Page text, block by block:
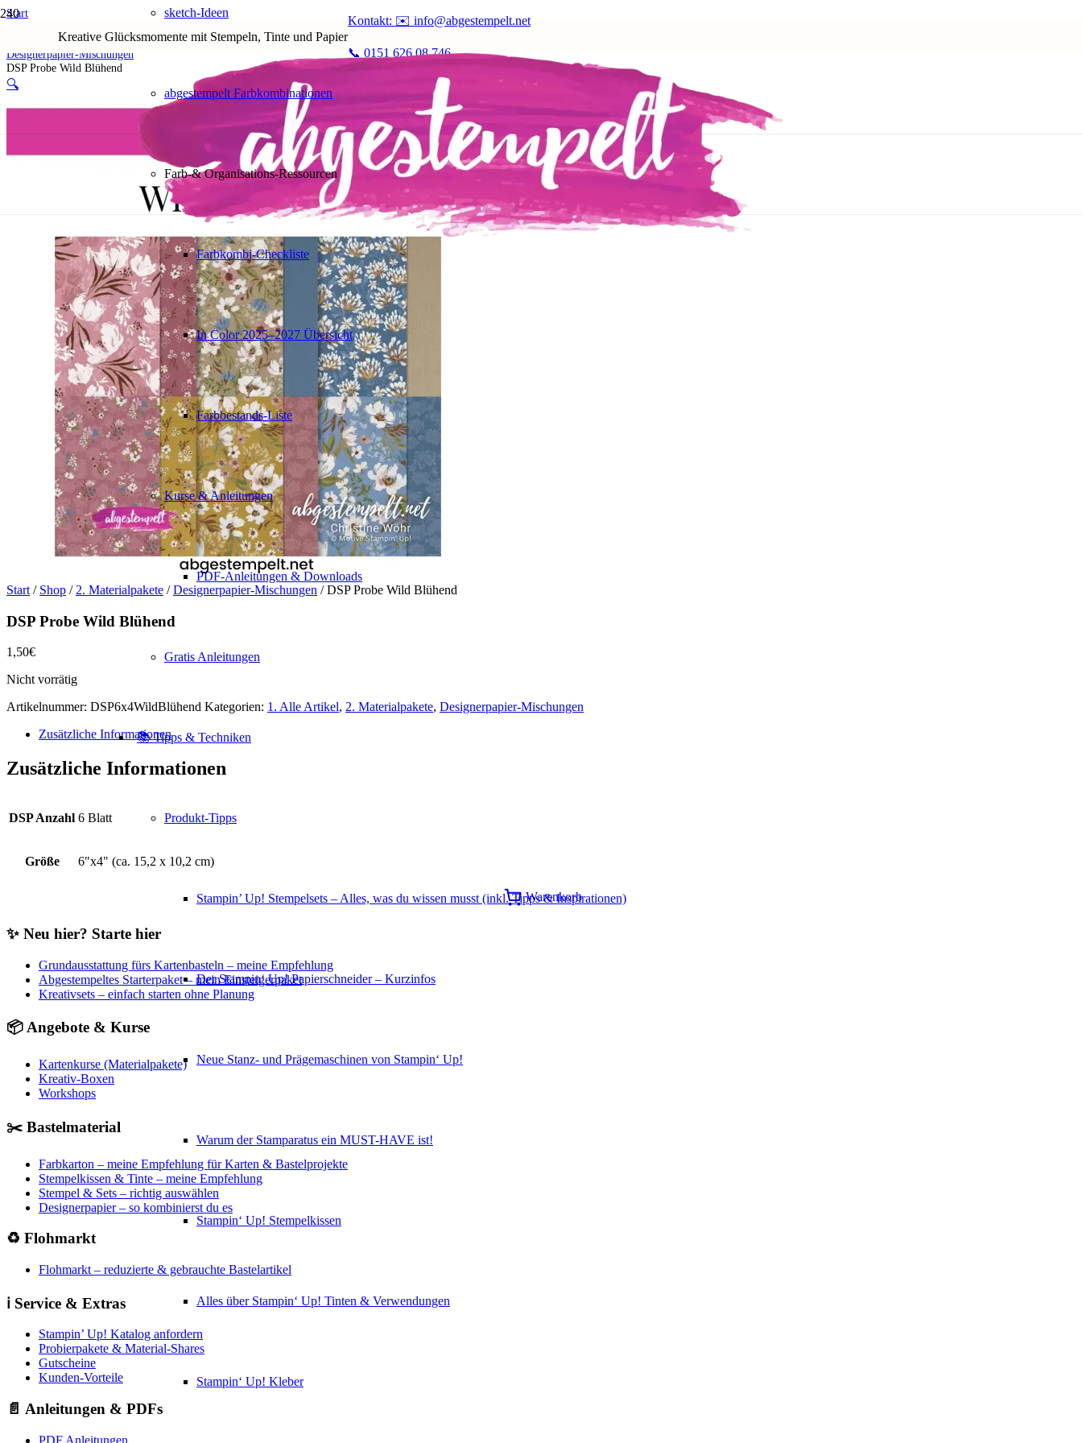
Kreative Glücksmomente mit Stempeln, Tinte und Papier
Kontakt: ✉️ info@abgestempelt.net
📞 0151 626 08 746
sketch-Ideen
abgestempelt Farbkombinationen
Farb-& Organisations-Ressourcen
Farbkombi-Checkliste
In Color 2025–2027 Übersicht
Farbbestands-Liste
Kurse & Anleitungen
PDF-Anleitungen & Downloads
Gratis Anleitungen
📚 Tipps & Techniken
Produkt-Tipps
Stampin’ Up! Stempelsets – Alles, was du wissen musst (inkl. Tipps & Inspirationen)
Der Stampin‘ Up! Papierschneider – Kurzinfos
Neue Stanz- und Prägemaschinen von Stampin‘ Up!
Warum der Stamparatus ein MUST-HAVE ist!
Stampin‘ Up! Stempelkissen
Alles über Stampin‘ Up! Tinten & Verwendungen
Stampin‘ Up! Kleber
Start
2. Materialpakete
Designerpapier-Mischungen
DSP Probe Wild Blühend
🔍
Start / Shop / 2. Materialpakete /Designerpapier-Mischungen / DSP Probe Wild Blühend
DSP Probe Wild Blühend
1,50€
Nicht vorrätig
Artikelnummer: DSP6x4WildBlühend Kategorien: 1. Alle Artikel, 2. Materialpakete, Designerpapier-Mischungen
Zusätzliche Informationen
Zusätzliche Informationen
DSP Anzahl 6 Blatt
Größe 6"x4" (ca. 15,2 x 10,2 cm)
Warenkorb
✨ Neu hier? Starte hier
Grundausstattung fürs Kartenbasteln – meine Empfehlung
Abgestempeltes Starterpaket – mein Einsteigerpaket
Kreativsets – einfach starten ohne Planung
📦 Angebote & Kurse
Kartenkurse (Materialpakete)
Kreativ-Boxen
Workshops
✂️ Bastelmaterial
Farbkarton – meine Empfehlung für Karten & Bastelprojekte
Stempelkissen & Tinte – meine Empfehlung
Stempel & Sets – richtig auswählen
Designerpapier – so kombinierst du es
♻️ Flohmarkt
Flohmarkt – reduzierte & gebrauchte Bastelartikel
ℹ️ Service & Extras
Stampin’ Up! Katalog anfordern
Probierpakete & Material-Shares
Gutscheine
Kunden-Vorteile
📄 Anleitungen & PDFs
PDF Anleitungen